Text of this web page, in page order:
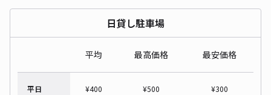
日貸し駐車場
平均 最高価格 最安価格
平日 ¥400 ¥500 ¥300